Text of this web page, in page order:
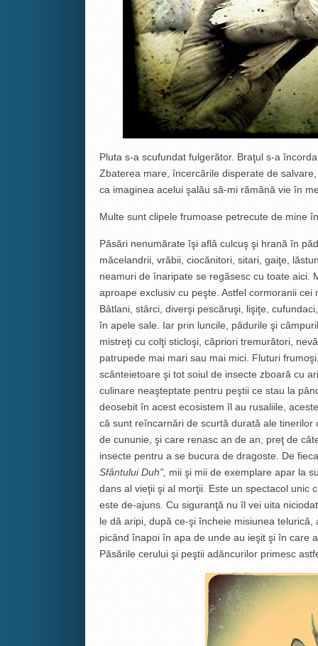
Pluta s-a scufundat fulgerător. Braţul s-a
Zbaterea mare, încercările disperate de
ca imaginea acelui şalău să-mi rămână vie în
Multe sunt clipele frumoase petrecute de mine
Păsări nenumărate îşi află culcuş şi hrană în
măcelandrii, vrăbii, ciocănitori, sitari, gaiţe,
neamuri de înaripate se regăsesc cu toate aici.
aproape exclusiv cu peşte. Astfel cormoranii
Bâtlani, stârci, diverşi pescăruşi, lişiţe,
în apele sale. Iar prin luncile, pădurile şi
mistreţi cu colţi sticloşi, căpriori tremurători,
patrupede mai mari sau mai mici. Fluturi
scânteietoare şi tot soiul de insecte zboară cu
culinare neaşteptate pentru peştii ce stau la
deosebit în acest ecosistem îl au rusaliile,
că sunt reîncarnări de scurtă durată ale
de cununie, şi care renasc an de an, preţ de
insecte pentru a se bucura de dragoste. De
Sfântului Duh”, mii şi mii de exemplare apar la
dans al vieţii şi al morţii. Este un spectacol unic
este de-ajuns. Cu siguranţă nu îl vei uita
le dă aripi, după ce-şi încheie misiunea
picând înapoi în apa de unde au ieşit şi în care
Păsările cerului şi peştii adâncurilor primesc